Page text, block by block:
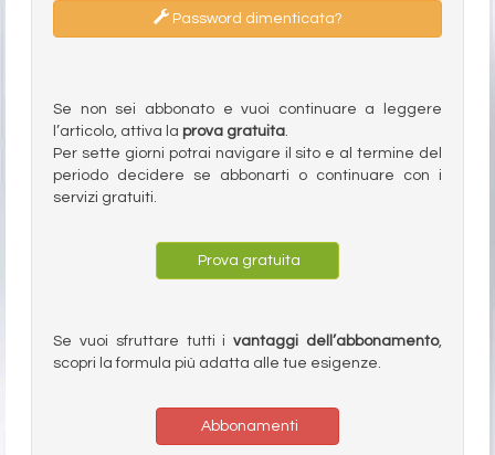
Password dimenticata?
Se non sei abbonato e vuoi continuare a leggere
l’articolo, attiva la prova gratuita.
Per sette giorni potrai navigare il sito e al termine del
periodo decidere se abbonarti o continuare con i
servizi gratuiti.
Prova gratuita
Se vuoi sfruttare tutti ivantaggi dell’abbonamento,
scopri la formula più adatta alle tue esigenze.
Abbonamenti